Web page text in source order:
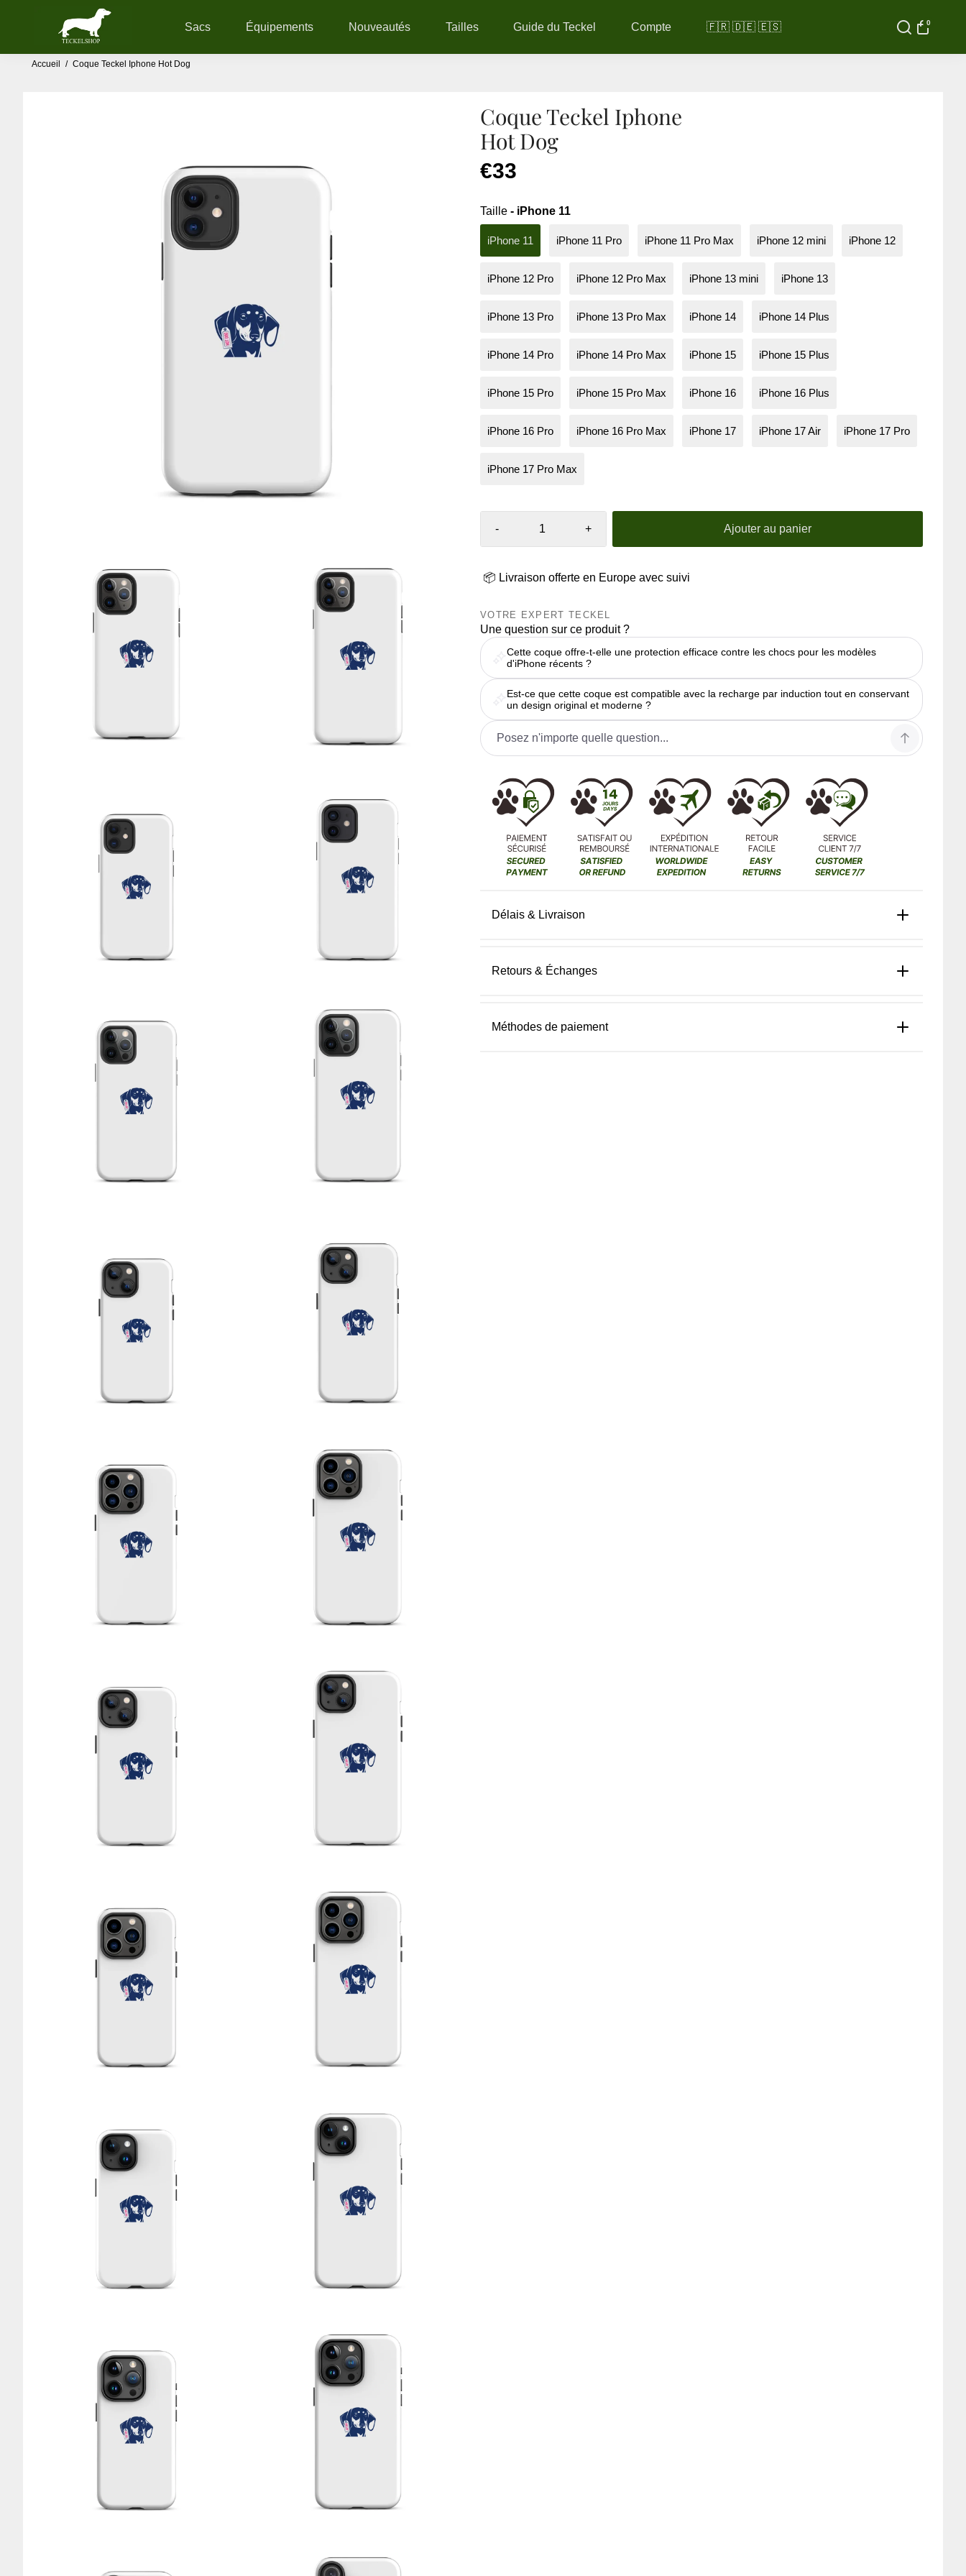
Sacs Équipements Nouveautés Tailles Guide du Teckel Compte 🇫🇷 🇩🇪 🇪🇸 0
Accueil / Coque Teckel Iphone Hot Dog
Coque Teckel Iphone
Hot Dog
€33
Taille - iPhone 11
iPhone 11 iPhone 11 Pro iPhone 11 Pro Max iPhone 12 mini iPhone 12
iPhone 12 Pro iPhone 12 Pro Max iPhone 13 mini iPhone 13
iPhone 13 Pro iPhone 13 Pro Max iPhone 14 iPhone 14 Plus
iPhone 14 Pro iPhone 14 Pro Max iPhone 15 iPhone 15 Plus
iPhone 15 Pro iPhone 15 Pro Max iPhone 16 iPhone 16 Plus
iPhone 16 Pro iPhone 16 Pro Max iPhone 17 iPhone 17 Air iPhone 17 Pro
iPhone 17 Pro Max
- + Ajouter au panier
📦 Livraison offerte en Europe avec suivi
VOTRE EXPERT TECKEL
Une question sur ce produit ?
Cette coque offre-t-elle une protection efficace contre les chocs pour les modèles
d'iPhone récents ?
Est-ce que cette coque est compatible avec la recharge par induction tout en conservant
un design original et moderne ?
Délais & Livraison
Retours & Échanges
Méthodes de paiement